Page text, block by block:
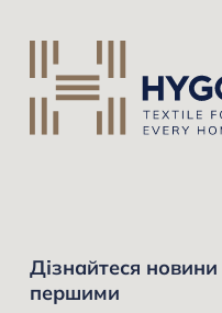
Дізнайтеся новини
першими